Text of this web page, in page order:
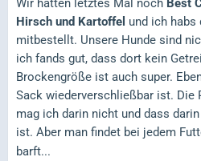
Wir hatten letztes Mal noch Best
Hirsch und Kartoffel und ich
mitbestellt. Unsere Hunde sind
ich fands gut, dass dort kein
Brockengröße ist auch super.
Sack wiederverschließbar ist. Die
mag ich darin nicht und dass
ist. Aber man findet bei jedem
barft...